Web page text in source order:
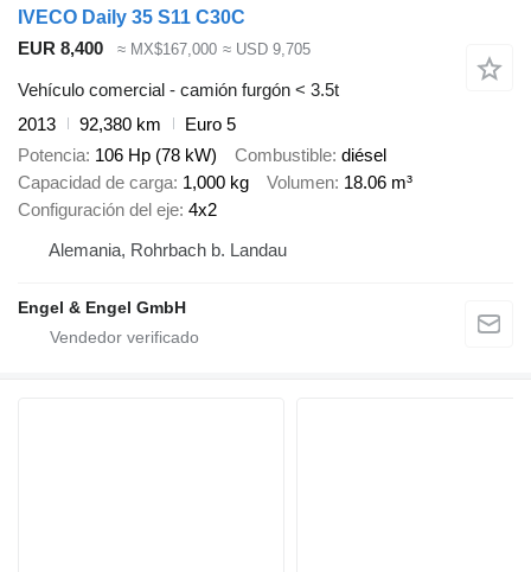
IVECO Daily 35 S11 C30C
EUR 8,400
≈ MX$167,000 ≈ USD 9,705
Vehículo comercial - camión furgón < 3.5t
2013
92,380 km
Euro 5
Potencia 106 Hp (78 kW) Combustible diésel
Capacidad de carga 1,000 kg Volumen 18.06 m³
Configuración del eje 4x2
Alemania, Rohrbach b. Landau
Engel & Engel GmbH